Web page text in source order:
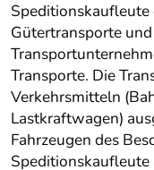
Gütertransporte
Transporte. Die
Verkehrsmitteln
Lastkraftwagen)
Fahrzeugen des